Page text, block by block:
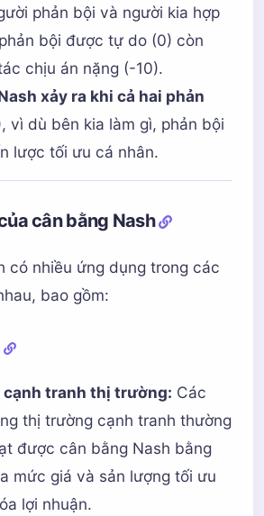
phản bội và người kia hợp
bội được tự do (0) còn
chịu án nặng (-10).
xảy ra khi cả hai phản
vì dù bên kia làm gì, phản bội
lược tối ưu cá nhân.
cân bằng Nash
có nhiều ứng dụng trong các
bao gồm:
cạnh tranh thị trường: Các
thị trường cạnh tranh thường
được cân bằng Nash bằng
mức giá và sản lượng tối ưu
lợi nhuận.